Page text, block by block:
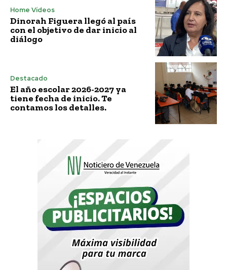
Home Vídeos
Dinorah Figuera llegó al país
con el objetivo de dar inicio al
diálogo
Destacado
El año escolar 2026-2027 ya
tiene fecha de inicio. Te
contamos los detalles.